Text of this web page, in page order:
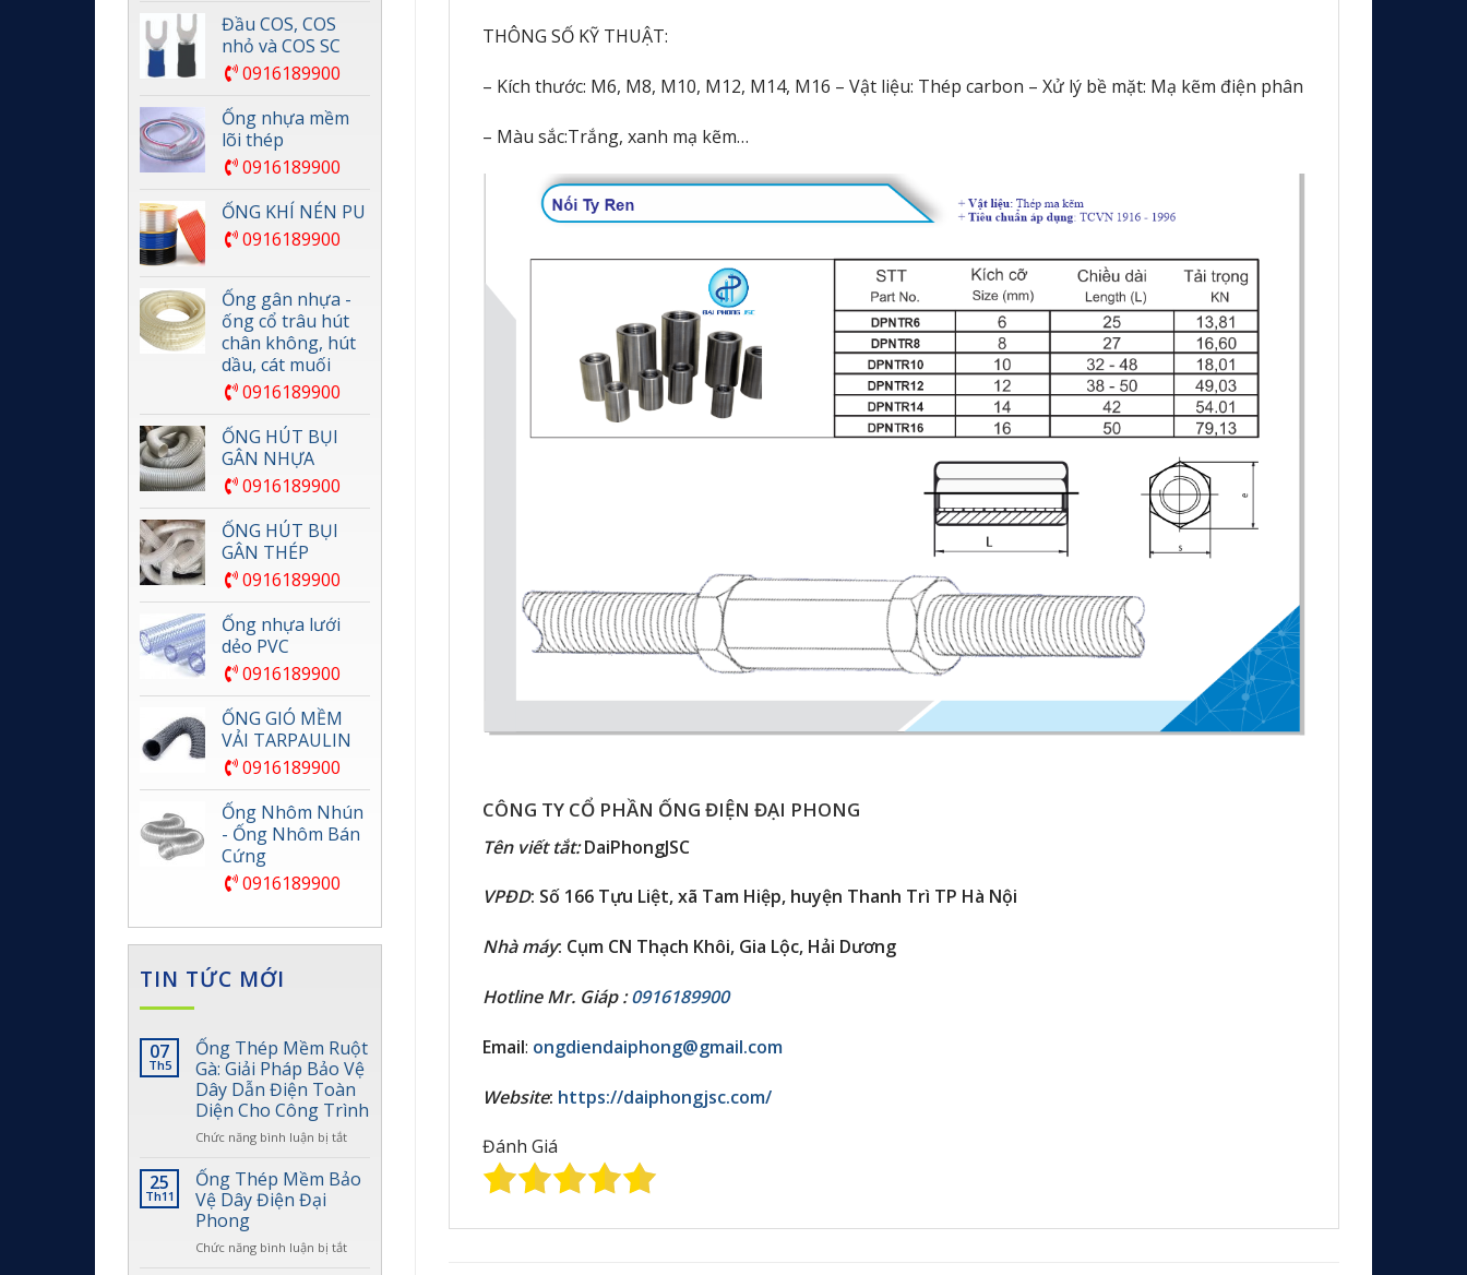
Đầu COS, COS
nhỏ và COS SC
0916189900
Ống nhựa mềm
lõi thép
0916189900
ỐNG KHÍ NÉN PU
0916189900
Ống gân nhựa -
ống cổ trâu hút
chân không, hút
dầu, cát muối
0916189900
ỐNG HÚT BỤI
GÂN NHỰA
0916189900
ỐNG HÚT BỤI
GÂN THÉP
0916189900
Ống nhựa lưới
dẻo PVC
0916189900
ỐNG GIÓ MỀM
VẢI TARPAULIN
0916189900
Ống Nhôm Nhún
- Ống Nhôm Bán
Cứng
0916189900
TIN TỨC MỚI
07
Th5
Ống Thép Mềm Ruột
Gà: Giải Pháp Bảo Vệ
Dây Dẫn Điện Toàn
Diện Cho Công Trình
Chức năng bình luận bị tắtở
Thép
Giải
25
Th11
Ống Thép Mềm Bảo
Vệ Dây Điện Đại
Phong
Chức năng bình luận bị tắtở
THÔNG SỐ KỸ THUẬT:
– Kích thước: M6, M8, M10, M12, M14, M16 – Vật liệu: Thép carbon – Xử lý bề mặt: Mạ kẽm điện phân
– Màu sắc:Trắng, xanh mạ kẽm…
CÔNG TY CỔ PHẦN ỐNG ĐIỆN ĐẠI PHONG
Tên viết tắt:DaiPhongJSC
VPĐD: Số 166 Tựu Liệt, xã Tam Hiệp, huyện Thanh Trì TP Hà Nội
Nhà máy: Cụm CN Thạch Khôi, Gia Lộc, Hải Dương
Hotline Mr. Giáp :0916189900
Email: ongdiendaiphong@gmail.com
Website: https://daiphongjsc.com/
Đánh Giá